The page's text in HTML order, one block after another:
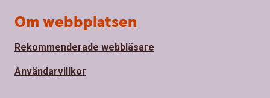
Om webbplatsen
Rekommenderade webbläsare
Användarvillkor